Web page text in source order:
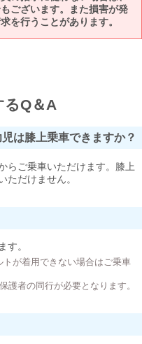
ございます。また損害が発
を行うことがあります。
るQ＆A
は膝上乗車できますか？
らご乗車いただけます。膝上
ただけません。
す。
が着用できない場合はご乗車
護者の同行が必要となります。